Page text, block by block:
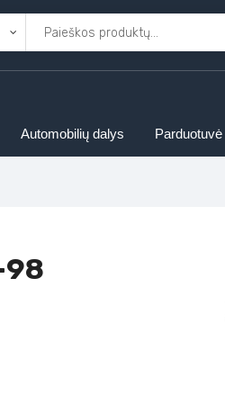
Automobilių dalys Parduotuvė
98